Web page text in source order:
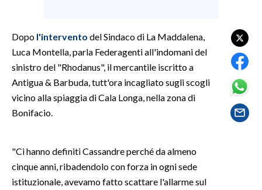
SALUTE
SARDEGNA TURISMO
SARDI NEL MONDO
#CARAUNIONE
Dopo l'intervento del Sindaco di La Maddalena,
Luca Montella, parla Federagenti all'indomani del
sinistro del "Rhodanus", il mercantile iscritto a
Antigua & Barbuda, tutt'ora incagliato sugli scogli
vicino alla spiaggia di Cala Longa, nella zona di
Bonifacio.
"Ci hanno definiti Cassandre perché da almeno
cinque anni, ribadendolo con forza in ogni sede
istituzionale, avevamo fatto scattare l'allarme sul